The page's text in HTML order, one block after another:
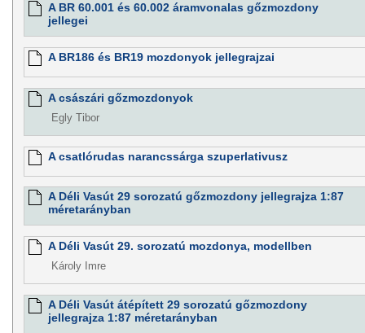
A BR 60.001 és 60.002 áramvonalas gőzmozdony
jellegei
A BR186 és BR19 mozdonyok jellegrajzai
A császári gőzmozdonyok
Egly Tibor
A csatlórudas narancssárga szuperlativusz
A Déli Vasút 29 sorozatú gőzmozdony jellegrajza 1:87
méretarányban
A Déli Vasút 29. sorozatú mozdonya, modellben
Károly Imre
A Déli Vasút átépített 29 sorozatú gőzmozdony
jellegrajza 1:87 méretarányban